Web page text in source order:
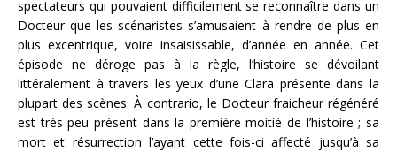
spectateurs qui pouvaient difficilement se reconnaître dans un
Docteur que les scénaristes s’amusaient à rendre de plus en
plus excentrique, voire insaisissable, d’année en année. Cet
épisode ne déroge pas à la règle, l’histoire se dévoilant
littéralement à travers les yeux d’une Clara présente dans la
plupart des scènes. À contrario, le Docteur fraicheur régénéré
est très peu présent dans la première moitié de l’histoire ; sa
mort et résurrection l’ayant cette fois-ci affecté jusqu’à sa